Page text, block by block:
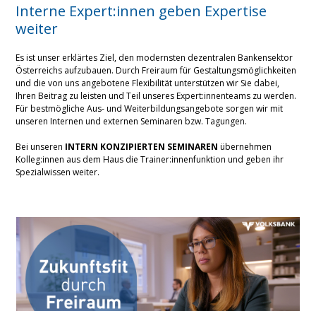
Interne Expert:innen geben Expertise
weiter
Es ist unser erklärtes Ziel, den modernsten dezentralen Bankensektor
Österreichs aufzubauen. Durch Freiraum für Gestaltungsmöglichkeiten
und die von uns angebotene Flexibilität unterstützen wir Sie dabei,
Ihren Beitrag zu leisten und Teil unseres Expert:innenteams zu werden.
Für bestmögliche Aus- und Weiterbildungsangebote sorgen wir mit
unseren Internen und externen Seminaren bzw. Tagungen.
Bei unseren INTERN KONZIPIERTEN SEMINAREN übernehmen
Kolleg:innen aus dem Haus die Trainer:innenfunktion und geben ihr
Spezialwissen weiter.